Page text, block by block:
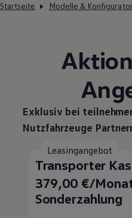
Startseite Modelle & Konfigurator
Exklusiv bei
Nutzfahrzeuge
Leasingangebot
Transporter
379,00 €/
Sonderzahlung